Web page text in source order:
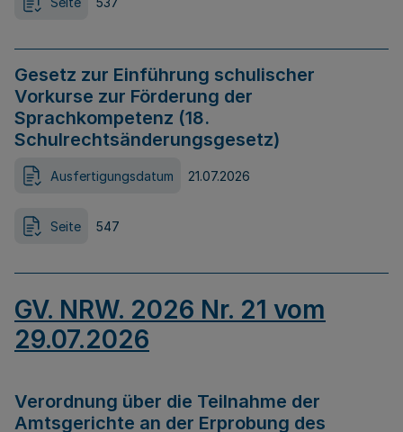
Gesetz zur Einführung schulischer
Vorkurse zur Förderung der
Sprachkompetenz (18.
Schulrechtsänderungsgesetz)
Ausfertigungsdatum 21.07.2026
Seite 547
GV. NRW. 2026 Nr. 21 vom
29.07.2026
Verordnung über die Teilnahme der
Amtsgerichte an der Erprobung des